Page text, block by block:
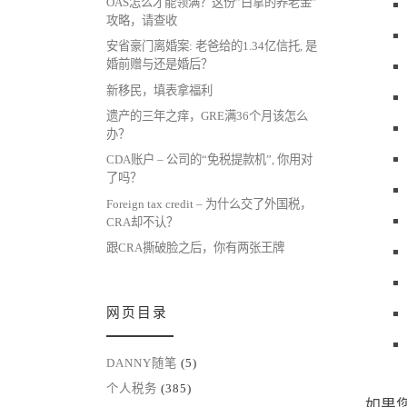
攻略，请查收
安省豪门离婚案: 老爸给的1.34亿信托, 是
婚前赠与还是婚后？
新移民，填表拿福利
遗产的三年之痒，GRE满36个月该怎么
办？
CDA账户 – 公司的“免税提款机”, 你用对
了吗？
Foreign tax credit – 为什么交了外国税，
CRA却不认？
跟CRA撕破脸之后，你有两张王牌
网页目录
DANNY随笔 (5)
个人税务 (385)